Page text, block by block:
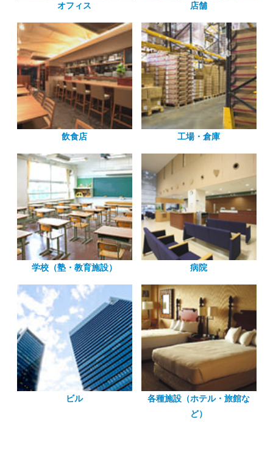
オフィス 店舗
飲食店 工場・倉庫
学校（塾・教育施設） 病院
ビル
各種施設（ホテル・旅館な
ど）